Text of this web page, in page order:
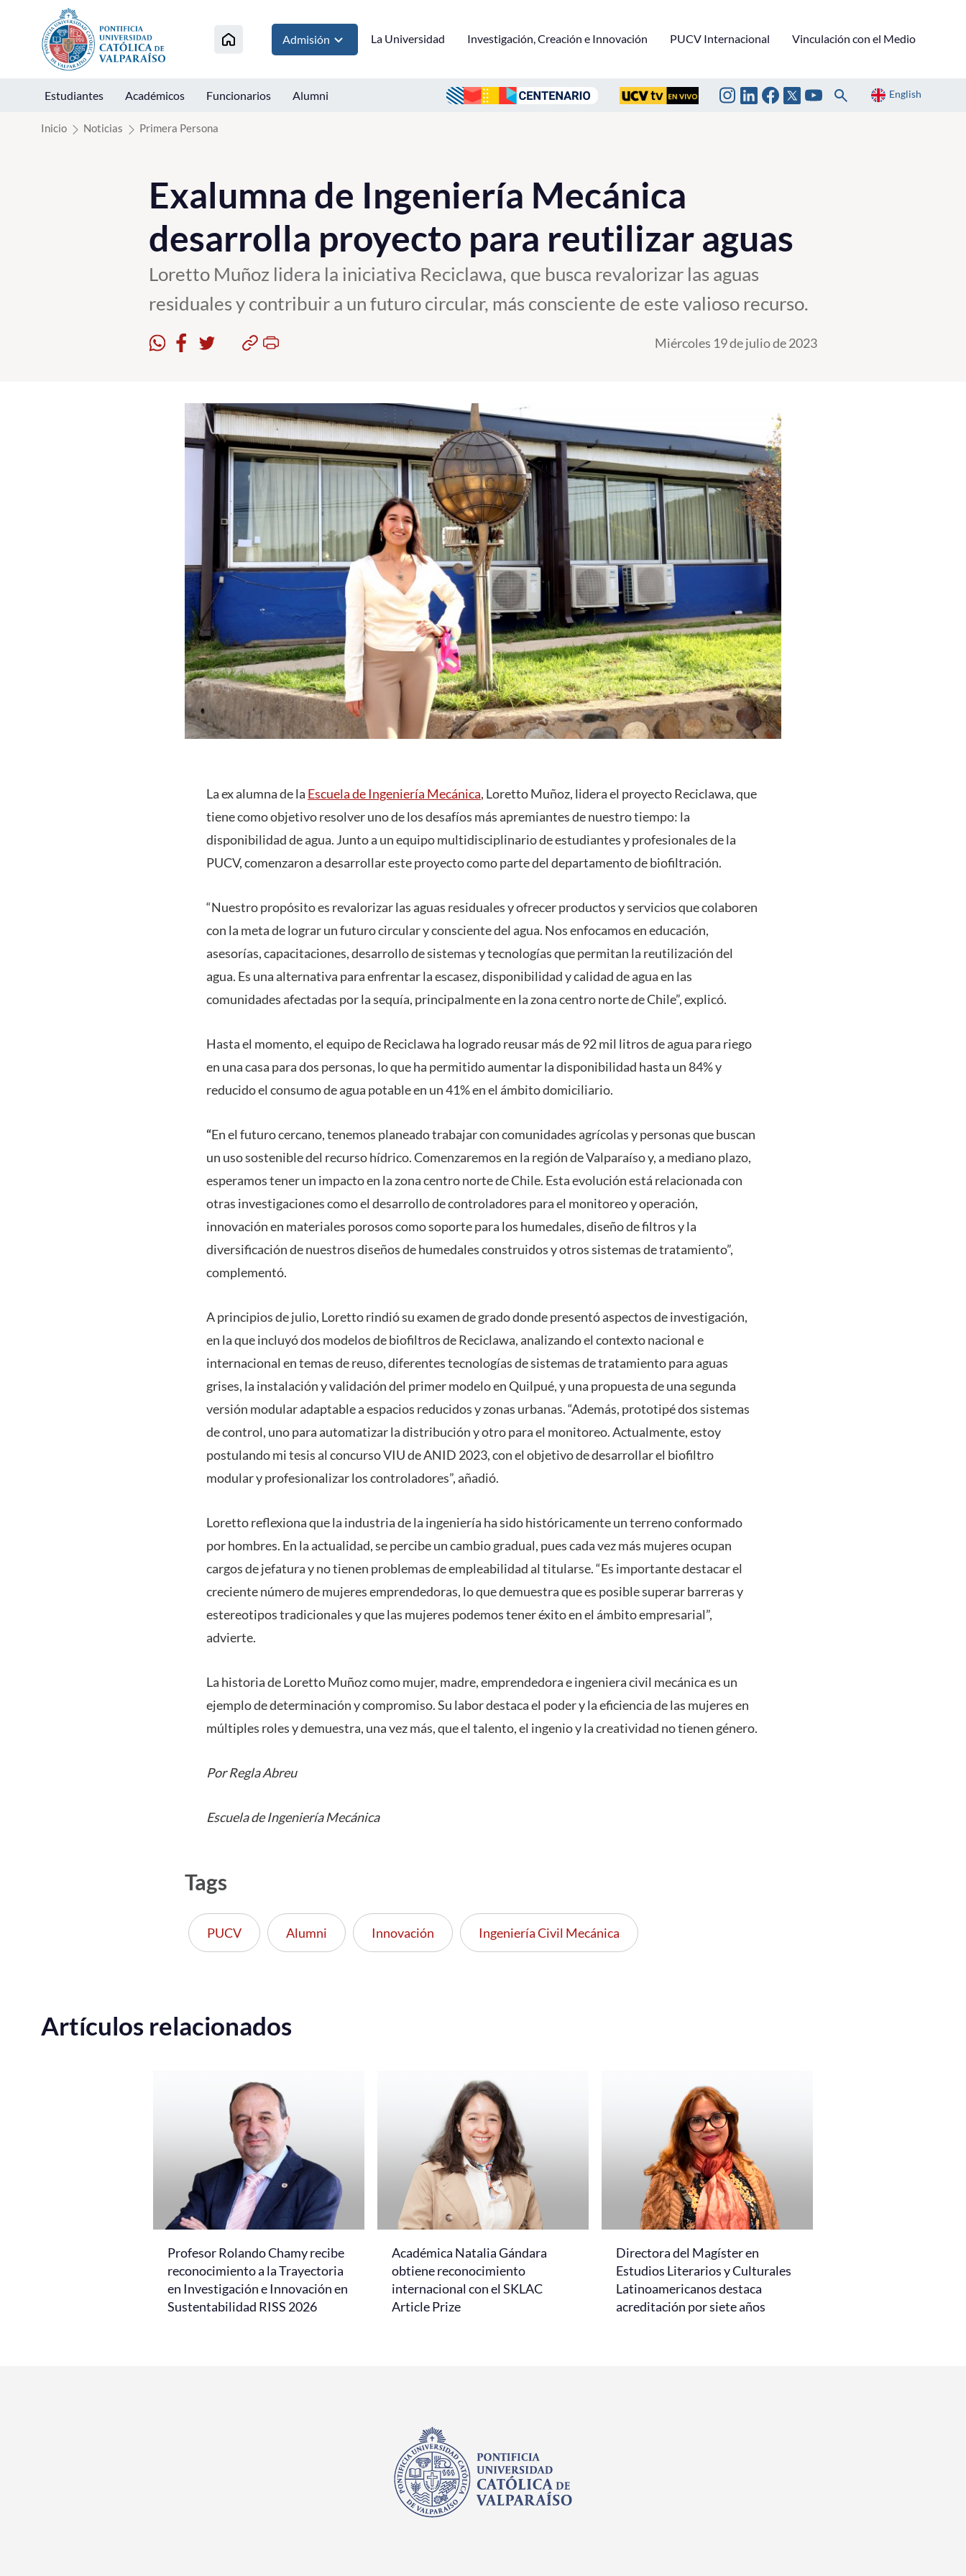
Click acá para ir directamente al contenido
Admisión La Universidad Investigación, Creación e Innovación PUCV Internacional Vinculación con el Medio
Estudiantes Académicos Funcionarios Alumni English
Inicio Noticias Primera Persona
Exalumna de Ingeniería Mecánica
desarrolla proyecto para reutilizar aguas
Loretto Muñoz lidera la iniciativa Reciclawa, que busca revalorizar las aguas
residuales y contribuir a un futuro circular, más consciente de este valioso recurso.
Miércoles 19 de julio de 2023
La ex alumna de la Escuela de Ingeniería Mecánica, Loretto Muñoz, lidera el proyecto Reciclawa, que
tiene como objetivo resolver uno de los desafíos más apremiantes de nuestro tiempo: la
disponibilidad de agua. Junto a un equipo multidisciplinario de estudiantes y profesionales de la
PUCV, comenzaron a desarrollar este proyecto como parte del departamento de biofiltración.
“Nuestro propósito es revalorizar las aguas residuales y ofrecer productos y servicios que colaboren
con la meta de lograr un futuro circular y consciente del agua. Nos enfocamos en educación,
asesorías, capacitaciones, desarrollo de sistemas y tecnologías que permitan la reutilización del
agua. Es una alternativa para enfrentar la escasez, disponibilidad y calidad de agua en las
comunidades afectadas por la sequía, principalmente en la zona centro norte de Chile”, explicó.
Hasta el momento, el equipo de Reciclawa ha logrado reusar más de 92 mil litros de agua para riego
en una casa para dos personas, lo que ha permitido aumentar la disponibilidad hasta un 84% y
reducido el consumo de agua potable en un 41% en el ámbito domiciliario.
“En el futuro cercano, tenemos planeado trabajar con comunidades agrícolas y personas que buscan
un uso sostenible del recurso hídrico. Comenzaremos en la región de Valparaíso y, a mediano plazo,
esperamos tener un impacto en la zona centro norte de Chile. Esta evolución está relacionada con
otras investigaciones como el desarrollo de controladores para el monitoreo y operación,
innovación en materiales porosos como soporte para los humedales, diseño de filtros y la
diversificación de nuestros diseños de humedales construidos y otros sistemas de tratamiento”,
complementó.
A principios de julio, Loretto rindió su examen de grado donde presentó aspectos de investigación,
en la que incluyó dos modelos de biofiltros de Reciclawa, analizando el contexto nacional e
internacional en temas de reuso, diferentes tecnologías de sistemas de tratamiento para aguas
grises, la instalación y validación del primer modelo en Quilpué, y una propuesta de una segunda
versión modular adaptable a espacios reducidos y zonas urbanas. “Además, prototipé dos sistemas
de control, uno para automatizar la distribución y otro para el monitoreo. Actualmente, estoy
postulando mi tesis al concurso VIU de ANID 2023, con el objetivo de desarrollar el biofiltro
modular y profesionalizar los controladores”, añadió.
Loretto reflexiona que la industria de la ingeniería ha sido históricamente un terreno conformado
por hombres. En la actualidad, se percibe un cambio gradual, pues cada vez más mujeres ocupan
cargos de jefatura y no tienen problemas de empleabilidad al titularse. “Es importante destacar el
creciente número de mujeres emprendedoras, lo que demuestra que es posible superar barreras y
estereotipos tradicionales y que las mujeres podemos tener éxito en el ámbito empresarial”,
advierte.
La historia de Loretto Muñoz como mujer, madre, emprendedora e ingeniera civil mecánica es un
ejemplo de determinación y compromiso. Su labor destaca el poder y la eficiencia de las mujeres en
múltiples roles y demuestra, una vez más, que el talento, el ingenio y la creatividad no tienen género.
Por Regla Abreu
Escuela de Ingeniería Mecánica
Tags
PUCV Alumni Innovación Ingeniería Civil Mecánica
Artículos relacionados
Profesor Rolando Chamy recibe
reconocimiento a la Trayectoria
en Investigación e Innovación en
Sustentabilidad RISS 2026
Académica Natalia Gándara
obtiene reconocimiento
internacional con el SKLAC
Article Prize
Directora del Magíster en
Estudios Literarios y Culturales
Latinoamericanos destaca
acreditación por siete años